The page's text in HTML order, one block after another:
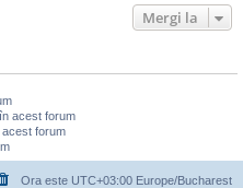
Mergi la
acest forum
forum
Ora este UTC+03:00 Europe/Bucharest